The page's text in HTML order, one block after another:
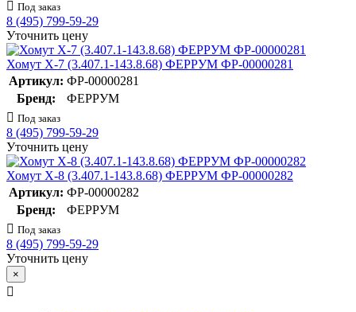
Под заказ
8 (495) 799-59-29
Уточнить цену
Хомут Х-7 (3.407.1-143.8.68) ФЕРРУМ ФР-00000281
Артикул: ФР-00000281
Бренд:
ФЕРРУМ
Под заказ
8 (495) 799-59-29
Уточнить цену
Хомут Х-8 (3.407.1-143.8.68) ФЕРРУМ ФР-00000282
Артикул: ФР-00000282
Бренд:
ФЕРРУМ
Под заказ
8 (495) 799-59-29
Уточнить цену
×